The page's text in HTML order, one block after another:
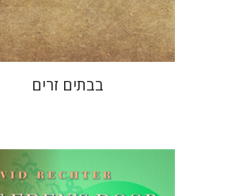
$28
$25
בבתים זרים